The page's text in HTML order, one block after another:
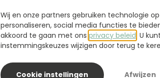
29,95
Wij en onze partners gebruiken technologie
personaliseren, social media functies te
akkoord te gaan met ons privacy beleid . U
instemmingskeuzes wijzigen door terug te
Cookie instellingen Afwijzen